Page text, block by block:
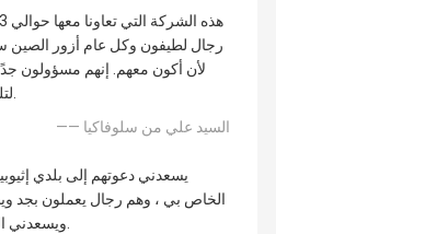
رجال لطيفون وكل عام أزور الصين
لأن أكون معهم. إنهم مسؤولون
لتلبية احتياجاتنا.
—— السيد علي من سلوفاكيا
يسعدني دعوتهم إلى بلدي
الخاص بي ، وهم رجال يعملون بجد
ويسعدني التعامل معهم.